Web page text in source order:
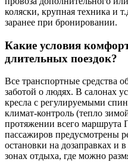
коляски, крупная техника и
заранее при бронировании.
Какие условия
длительных поездок?
Все транспортные средства
заботой о людях. В салонах
кресла с регулируемыми
климат-контроль (тепло
протяжении всего
пассажиров предусмотрены
остановки на дозаправках и
зонах отдыха, где можно